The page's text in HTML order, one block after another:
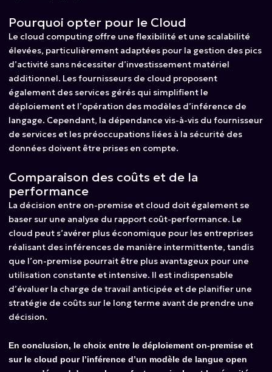
Pourquoi opter pour le Cloud
Le cloud computing offre une flexibilité et une scalabilité
élevées, particulièrement adaptées pour la gestion des pics
d’activité sans nécessiter d’investissement matériel
additionnel. Les fournisseurs de cloud proposent
également des services gérés qui simplifient le
déploiement et l’opération des modèles d’inférence de
langage. Cependant, la dépendance vis-à-vis du fournisseur
de services et les préoccupations liées à la sécurité des
données doivent être prises en compte.
Comparaison des coûts et de la
performance
La décision entre on-premise et cloud doit également se
baser sur une analyse du rapport coût-performance. Le
cloud peut s’avérer plus économique pour les entreprises
réalisant des inférences de manière intermittente, tandis
que l’on-premise pourrait être plus avantageux pour une
utilisation constante et intensive. Il est indispensable
d’évaluer la charge de travail anticipée et de planifier une
stratégie de coûts sur le long terme avant de prendre une
décision.
En conclusion, le choix entre le déploiement on-premise et
sur le cloud pour l’inférence d’un modèle de langue open